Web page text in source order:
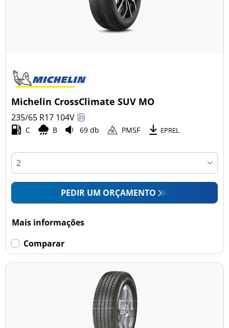
Michelin CrossClimate SUV MO
235/65 R17 104V
C B 69 db PMSF EPREL
PEDIR UM ORÇAMENTO
Mais informações
Comparar